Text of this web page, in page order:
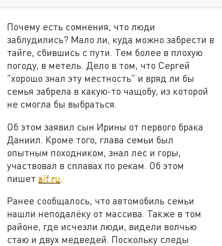
Почему есть сомнения, что люди
заблудились? Мало ли, куда можно забрести в
тайге, сбившись с пути. Тем более в плохую
погоду, в метель. Дело в том, что Сергей
"хорошо знал эту местность" и вряд ли бы
семья забрела в какую-то чащобу, из которой
не смогла бы выбраться.
Об этом заявил сын Ирины от первого брака
Даниил. Кроме того, глава семьи был
опытным походником, знал лес и горы,
участвовал в сплавах по рекам. Об этом
пишетaif.ru
Ранее сообщалось, что автомобиль семьи
нашли неподалёку от массива. Также в том
районе, где исчезли люди, видели волчью
стаю и двух медведей. Поскольку следы